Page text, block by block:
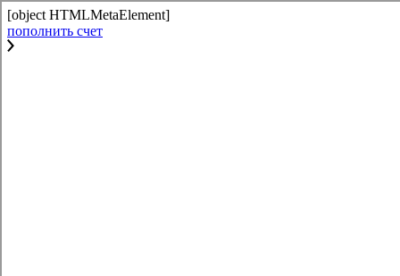
[object HTMLMetaElement]
пополнить счет